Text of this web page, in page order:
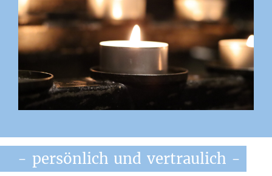
- persönlich und vertraulich -